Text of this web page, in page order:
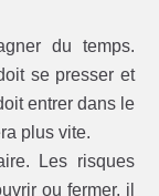
du temps.
se presser et
entrer dans le
plus vite.
Les risques
ou fermer, il